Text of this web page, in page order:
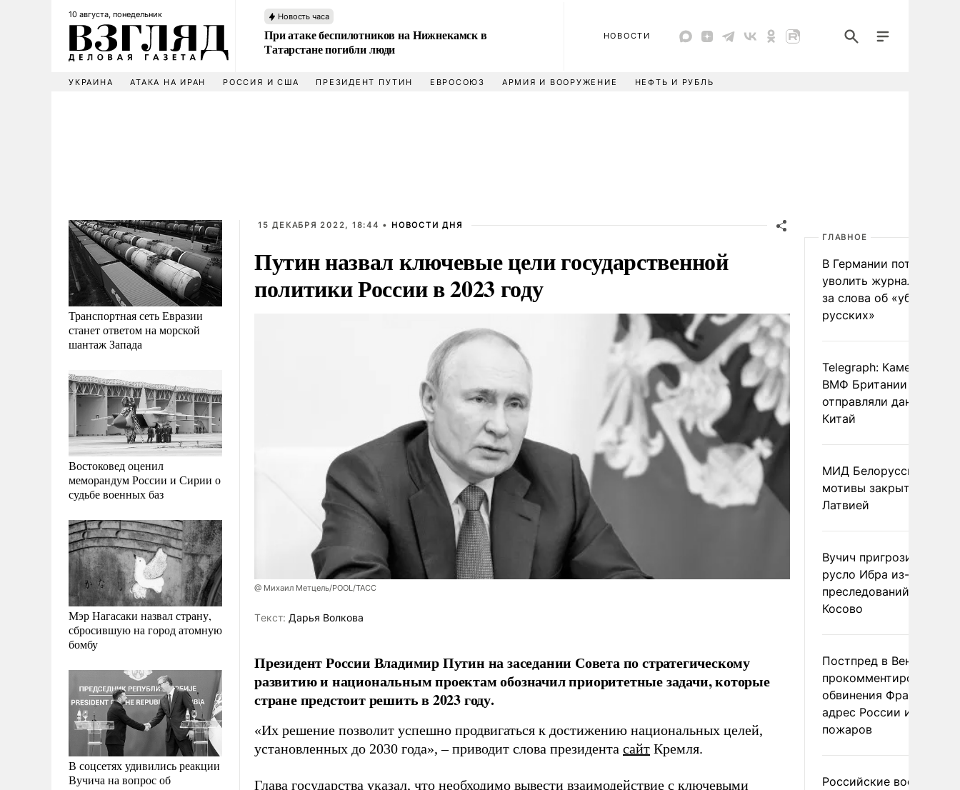
10 августа, понедельник Новость часа
При атаке беспилотников на Нижнекамск в
Татарстане погибли люди
НОВОСТИ
УКРАИНА АТАКА НА ИРАН РОССИЯ И США ПРЕЗИДЕНТ ПУТИН ЕВРОСОЮЗ АРМИЯ И ВООРУЖЕНИЕ НЕФТЬ И РУБЛЬ
Транспортная сеть Евразии
станет ответом на морской
шантаж Запада
Востоковед оценил
меморандум России и Сирии о
судьбе военных баз
Мэр Нагасаки назвал страну,
сбросившую на город атомную
бомбу
В соцсетях удивились реакции
Вучича на вопрос об
15 ДЕКАБРЯ 2022, 18:44 • НОВОСТИ ДНЯ
Путин назвал ключевые цели государственной
политики России в 2023 году
@ Михаил Метцель/POOL/ТАСС
Tекст: Дарья Волкова
Президент России Владимир Путин на заседании Совета по стратегическому
развитию и национальным проектам обозначил приоритетные задачи, которые
стране предстоит решить в 2023 году.
«Их решение позволит успешно продвигаться к достижению национальных целей,
установленных до 2030 года», – приводит слова президента сайт Кремля.
Глава государства указал, что необходимо вывести взаимодействие с ключевыми
ГЛАВНОЕ
В Германии
уволить журналиста
за слова об «убийстве
русских»
Telegraph: Камеры
ВМФ Британии тайно
отправляли данные в
Китай
МИД Белоруссии
мотивы закрытия
Латвией
Вучич пригрозил
русло Ибра из-за
преследований сербов
Косово
Постпред в Вене
прокомментировал
обвинения Франции в
адрес России из-за
пожаров
Российские военные